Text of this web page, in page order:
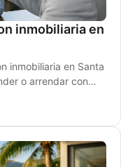
inmobiliaria en
inmobiliaria en Santa
o arrendar con